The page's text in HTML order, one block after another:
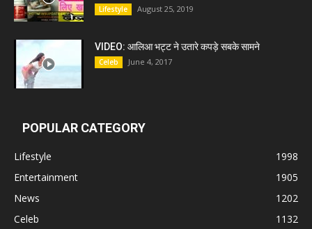
Lifestyle August 25, 2019
VIDEO: आलिआ भट्ट ने उतारे कपड़े सबके सामने
Celeb June 4, 2017
POPULAR CATEGORY
Lifestyle
1998
Entertainment
1905
News
1202
Celeb
1132